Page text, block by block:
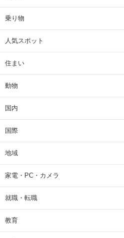
乗り物
人気スポット
住まい
動物
国内
国際
地域
家電・PC・カメラ
就職・転職
教育